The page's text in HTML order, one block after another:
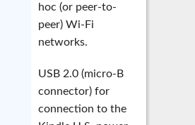
hoc (or peer-to-
peer) Wi-Fi
networks.
USB 2.0 (micro-B
connector) for
connection to the